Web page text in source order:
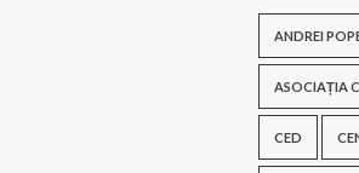
ANDREI
ASOCIAȚIA
CED